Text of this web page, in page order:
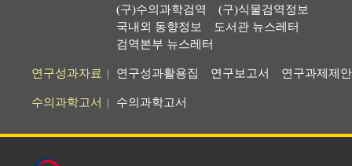
(구)수의과학검역
(구)식물검역정보
국내외 동향정보
도서관 뉴스레터
검역본부 뉴스레터
연구성과자료 연구성과활용집 연구보고서 연구과제제
수의과학고서 수의과학고서